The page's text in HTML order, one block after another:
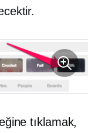
tıklamak,